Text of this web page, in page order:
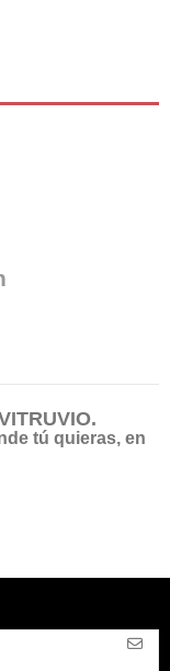
.
tú quieras, en